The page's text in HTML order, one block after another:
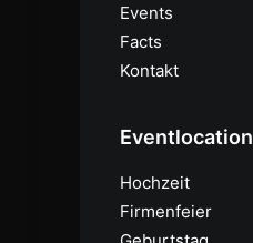
Events
Facts
Kontakt
Eventlocation
Hochzeit
Firmenfeier